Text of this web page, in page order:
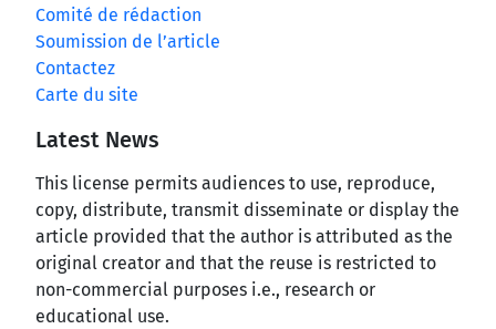
Comité de rédaction
Soumission de l’article
Contactez
Carte du site
Latest News
This license permits audiences to use, reproduce,
copy, distribute, transmit disseminate or display the
article provided that the author is attributed as the
original creator and that the reuse is restricted to
non-commercial purposes i.e., research or
educational use.